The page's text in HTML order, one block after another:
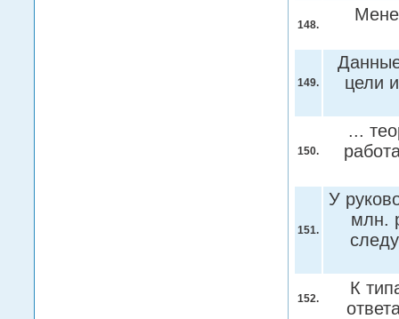
148.
149.
цели
150.
...
151.
У
млн.
152.
К